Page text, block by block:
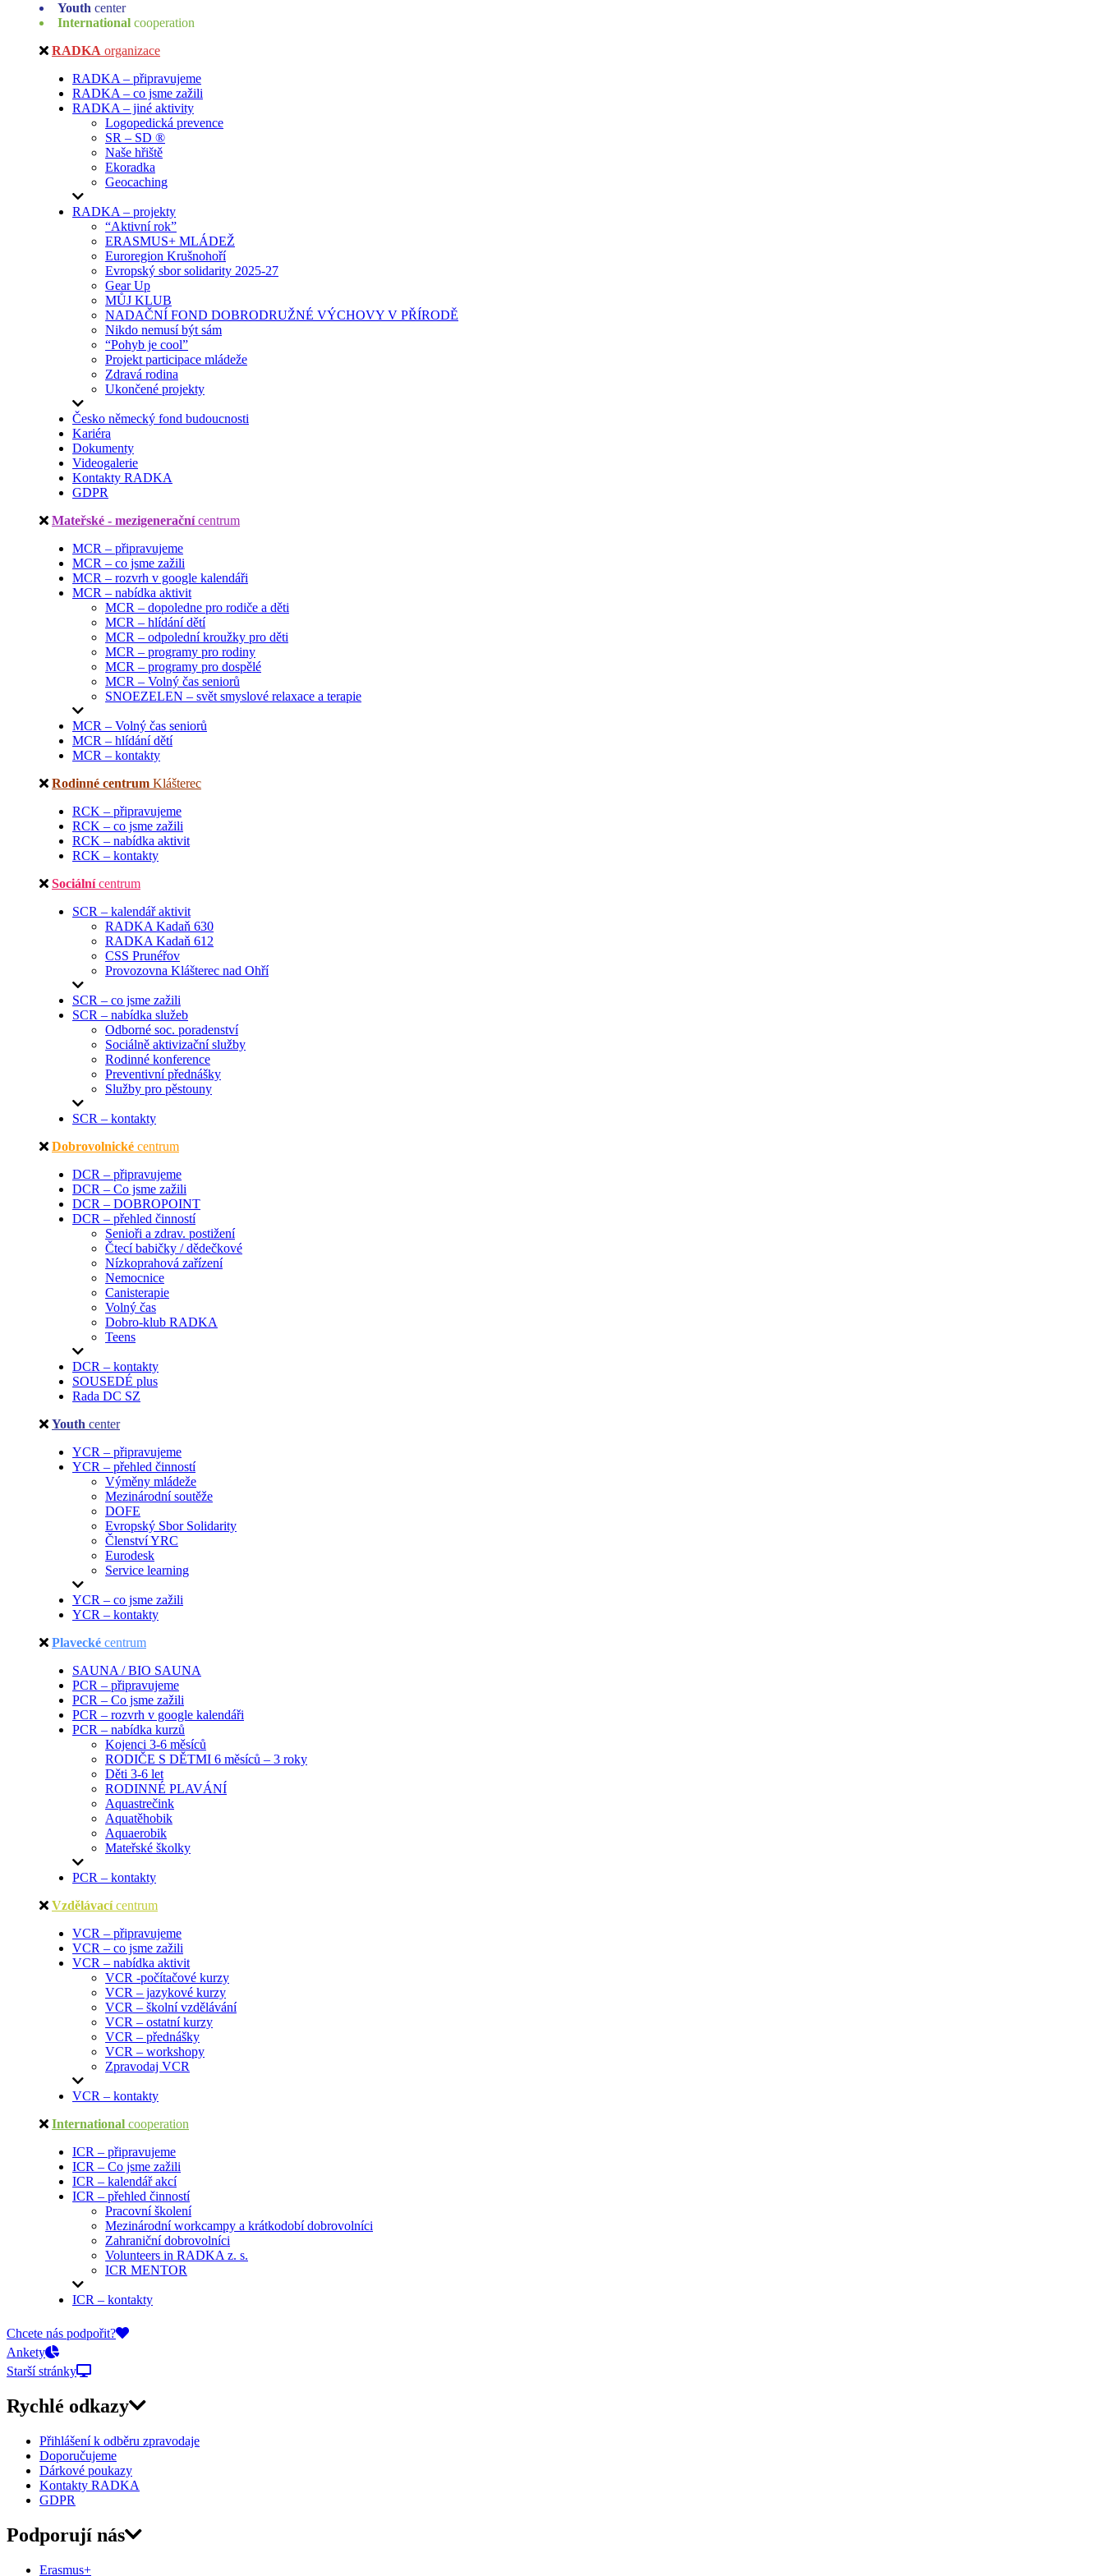
Youth center
International cooperation
RADKA organizace
RADKA – připravujeme
RADKA – co jsme zažili
RADKA – jiné aktivity
Logopedická prevence
SR – SD ®
Naše hřiště
Ekoradka
Geocaching
RADKA – projekty
“Aktivní rok”
ERASMUS+ MLÁDEŽ
Euroregion Krušnohoří
Evropský sbor solidarity 2025-27
Gear Up
MŮJ KLUB
NADAČNÍ FOND DOBRODRUŽNÉ VÝCHOVY V PŘÍRODĚ
Nikdo nemusí být sám
“Pohyb je cool”
Projekt participace mládeže
Zdravá rodina
Ukončené projekty
Česko německý fond budoucnosti
Kariéra
Dokumenty
Videogalerie
Kontakty RADKA
GDPR
Mateřské - mezigenerační centrum
MCR – připravujeme
MCR – co jsme zažili
MCR – rozvrh v google kalendáři
MCR – nabídka aktivit
MCR – dopoledne pro rodiče a děti
MCR – hlídání dětí
MCR – odpolední kroužky pro děti
MCR – programy pro rodiny
MCR – programy pro dospělé
MCR – Volný čas seniorů
SNOEZELEN – svět smyslové relaxace a terapie
MCR – Volný čas seniorů
MCR – hlídání dětí
MCR – kontakty
Rodinné centrum Klášterec
RCK – připravujeme
RCK – co jsme zažili
RCK – nabídka aktivit
RCK – kontakty
Sociální centrum
SCR – kalendář aktivit
RADKA Kadaň 630
RADKA Kadaň 612
CSS Prunéřov
Provozovna Klášterec nad Ohří
SCR – co jsme zažili
SCR – nabídka služeb
Odborné soc. poradenství
Sociálně aktivizační služby
Rodinné konference
Preventivní přednášky
Služby pro pěstouny
SCR – kontakty
Dobrovolnické centrum
DCR – připravujeme
DCR – Co jsme zažili
DCR – DOBROPOINT
DCR – přehled činností
Senioři a zdrav. postižení
Čtecí babičky / dědečkové
Nízkoprahová zařízení
Nemocnice
Canisterapie
Volný čas
Dobro-klub RADKA
Teens
DCR – kontakty
SOUSEDÉ plus
Rada DC SZ
Youth center
YCR – připravujeme
YCR – přehled činností
Výměny mládeže
Mezinárodní soutěže
DOFE
Evropský Sbor Solidarity
Členství YRC
Eurodesk
Service learning
YCR – co jsme zažili
YCR – kontakty
Plavecké centrum
SAUNA / BIO SAUNA
PCR – připravujeme
PCR – Co jsme zažili
PCR – rozvrh v google kalendáři
PCR – nabídka kurzů
Kojenci 3-6 měsíců
RODIČE S DĚTMI 6 měsíců – 3 roky
Děti 3-6 let
RODINNÉ PLAVÁNÍ
Aquastrečink
Aquatěhobik
Aquaerobik
Mateřské školky
PCR – kontakty
Vzdělávací centrum
VCR – připravujeme
VCR – co jsme zažili
VCR – nabídka aktivit
VCR -počítačové kurzy
VCR – jazykové kurzy
VCR – školní vzdělávání
VCR – ostatní kurzy
VCR – přednášky
VCR – workshopy
Zpravodaj VCR
VCR – kontakty
International cooperation
ICR – připravujeme
ICR – Co jsme zažili
ICR – kalendář akcí
ICR – přehled činností
Pracovní školení
Mezinárodní workcampy a krátkodobí dobrovolníci
Zahraniční dobrovolníci
Volunteers in RADKA z. s.
ICR MENTOR
ICR – kontakty
On-line přihlášky
Chcete nás podpořit?
Ankety
Starší stránky
Rychlé odkazy
Přihlášení k odběru zpravodaje
Doporučujeme
Dárkové poukazy
Kontakty RADKA
GDPR
Podporují nás
Erasmus+